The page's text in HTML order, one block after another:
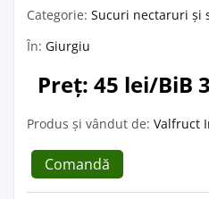
Categorie: Sucuri nectaruri și
În: Giurgiu
Preț: 45 lei/BiB
Produs și vândut de: Valfruct
Comandă